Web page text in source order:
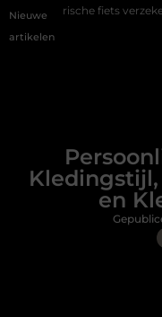
Nieuwe
artikelen
verzekeren: voorkom hoge
en